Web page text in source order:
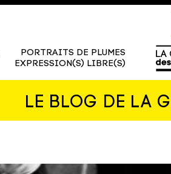
PORTRAITS DE PLUMES
EXPRESSION(S) LIBRE(S)
LE BLOG DE LA